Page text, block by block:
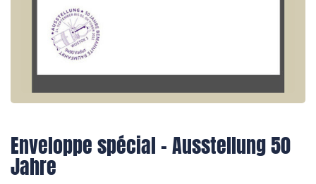
Enveloppe spécial - Ausstellung 50
Jahre